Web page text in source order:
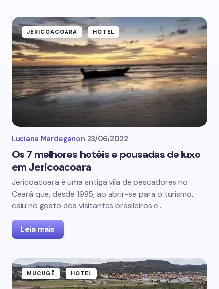
JERICOACOARA HOTEL
Luciana Mardeganon 23/06/2022
Os 7 melhores hotéis e pousadas de luxo
em Jericoacoara
Jericoacoara é uma antiga vila de pescadores no
Ceará que, desde 1985, ao abrir-se para o turismo,
caiu no gosto dos visitantes brasileiros e…
Leia mais
MUCUGÊ HOTEL